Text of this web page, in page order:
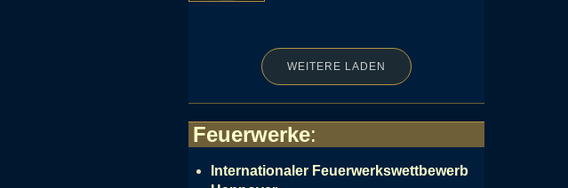
WEITERE LADEN
Feuerwerke:
Internationaler Feuerwerkswettbewerb